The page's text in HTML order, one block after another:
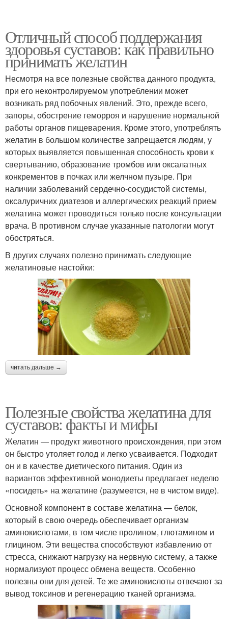
Отличный способ поддержания
здоровья суставов: как правильно
принимать желатин
Несмотря на все полезные свойства данного продукта,
при его неконтролируемом употреблении может
возникать ряд побочных явлений. Это, прежде всего,
запоры, обострение геморроя и нарушение нормальной
работы органов пищеварения. Кроме этого, употреблять
желатин в большом количестве запрещается людям, у
которых выявляется повышенная способность крови к
свертыванию, образование тромбов или оксалатных
конкрементов в почках или желчном пузыре. При
наличии заболеваний сердечно-сосудистой системы,
оксалуричних диатезов и аллергических реакций прием
желатина может проводиться только после консультации
врача. В противном случае указанные патологии могут
обостряться.
В других случаях полезно принимать следующие
желатиновые настойки:
читать дальше →
Полезные свойства желатина для
суставов: факты и мифы
Желатин — продукт животного происхождения, при этом
он быстро утоляет голод и легко усваивается. Подходит
он и в качестве диетического питания. Один из
вариантов эффективной монодиеты предлагает неделю
«посидеть» на желатине (разумеется, не в чистом виде).
Основной компонент в составе желатина — белок,
который в свою очередь обеспечивает организм
аминокислотами, в том числе пролином, глютамином и
глицином. Эти вещества способствуют избавлению от
стресса, снижают нагрузку на нервную систему, а также
нормализуют процесс обмена веществ. Особенно
полезны они для детей. Те же аминокислоты отвечают за
вывод токсинов и регенерацию тканей организма.